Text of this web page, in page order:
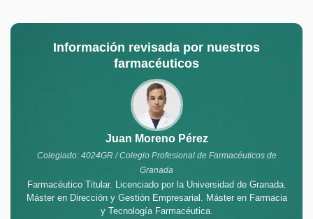
Información revisada por nuestros
farmacéuticos
Juan Moreno Pérez
Colegiado: 4024GR / Colegio Profesional de Farmacéuticos de
Granada
Farmacéutico Titular. Licenciado por la Universidad de Granada.
Máster en Dirección y Gestión Empresarial. Máster en Farmacia
y Tecnología Farmacéutica.